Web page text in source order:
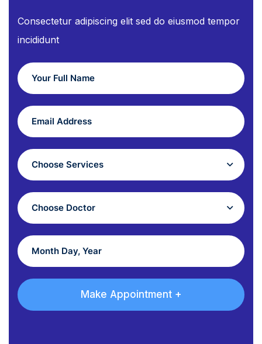
Consectetur adipiscing elit sed do eiusmod tempor
incididunt
Choose Services
Choose Doctor